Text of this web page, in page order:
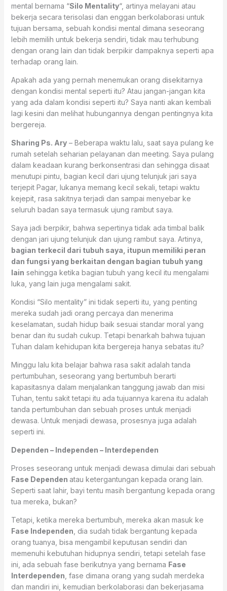
mental bernama “Silo Mentality“, artinya melayani atau
bekerja secara terisolasi dan enggan berkolaborasi untuk
tujuan bersama, sebuah kondisi mental dimana seseorang
lebih memilih untuk bekerja sendiri, tidak mau terhubung
dengan orang lain dan tidak berpikir dampaknya seperti apa
terhadap orang lain.
Apakah ada yang pernah menemukan orang disekitarnya
dengan kondisi mental seperti itu? Atau jangan-jangan kita
yang ada dalam kondisi seperti itu? Saya nanti akan kembali
lagi kesini dan melihat hubungannya dengan pentingnya kita
bergereja.
Sharing Ps. Ary– Beberapa waktu lalu, saat saya pulang ke
rumah setelah seharian pelayanan dan meeting. Saya pulang
dalam keadaan kurang berkonsentrasi dan sehingga disaat
menutupi pintu, bagian kecil dari ujung telunjuk jari saya
terjepit Pagar, lukanya memang kecil sekali, tetapi waktu
kejepit, rasa sakitnya terjadi dan sampai menyebar ke
seluruh badan saya termasuk ujung rambut saya.
Saya jadi berpikir, bahwa sepertinya tidak ada timbal balik
dengan jari ujung telunjuk dan ujung rambut saya. Artinya,
bagian terkecil dari tubuh saya, itupun memiliki peran
dan fungsi yang berkaitan dengan bagian tubuh yang
lain sehingga ketika bagian tubuh yang kecil itu mengalami
luka, yang lain juga mengalami sakit.
Kondisi “Silo mentality” ini tidak seperti itu, yang penting
mereka sudah jadi orang percaya dan menerima
keselamatan, sudah hidup baik sesuai standar moral yang
benar dan itu sudah cukup. Tetapi benarkah bahwa tujuan
Tuhan dalam kehidupan kita bergereja hanya sebatas itu?
Minggu lalu kita belajar bahwa rasa sakit adalah tanda
pertumbuhan, seseorang yang bertumbuh berarti
kapasitasnya dalam menjalankan tanggung jawab dan misi
Tuhan, tentu sakit tetapi itu ada tujuannya karena itu adalah
tanda pertumbuhan dan sebuah proses untuk menjadi
dewasa. Untuk menjadi dewasa, prosesnya juga adalah
seperti ini.
Dependen – Independen – Interdependen
Proses seseorang untuk menjadi dewasa dimulai dari sebuah
Fase Dependen atau ketergantungan kepada orang lain.
Seperti saat lahir, bayi tentu masih bergantung kepada orang
tua mereka, bukan?
Tetapi, ketika mereka bertumbuh, mereka akan masuk ke
Fase Independen , dia sudah tidak bergantung kepada
orang tuanya, bisa mengambil keputusan sendiri dan
memenuhi kebutuhan hidupnya sendiri, tetapi setelah fase
ini, ada sebuah fase berikutnya yang bernama Fase
Interdependen , fase dimana orang yang sudah merdeka
dan mandiri ini, kemudian berkolaborasi dan bekerjasama